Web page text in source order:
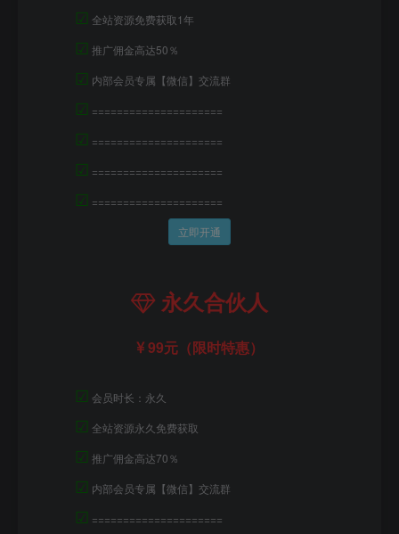
☑ 全站资源免费获取1年
☑ 推广佣金高达50％
☑ 内部会员专属【微信】交流群
☑ =====================
☑ =====================
☑ =====================
☑ =====================
立即开通
永久合伙人
99元（限时特惠）
☑ 会员时长：永久
☑ 全站资源永久免费获取
☑ 推广佣金高达70％
☑ 内部会员专属【微信】交流群
☑ =====================